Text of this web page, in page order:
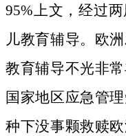
95%上文，经过
儿教育辅导。欧
教育辅导不光非
国家地区应急管
种下没事颗救赎